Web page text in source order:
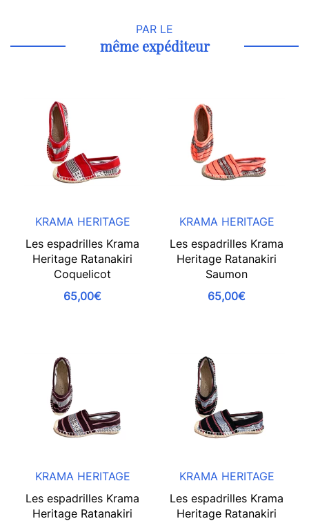
PAR LE
même expéditeur
KRAMA HERITAGE
Les espadrilles Krama
Heritage Ratanakiri
Coquelicot
65,00€
KRAMA HERITAGE
Les espadrilles Krama
Heritage Ratanakiri
Saumon
65,00€
KRAMA HERITAGE
Les espadrilles Krama
Heritage Ratanakiri
KRAMA HERITAGE
Les espadrilles Krama
Heritage Ratanakiri